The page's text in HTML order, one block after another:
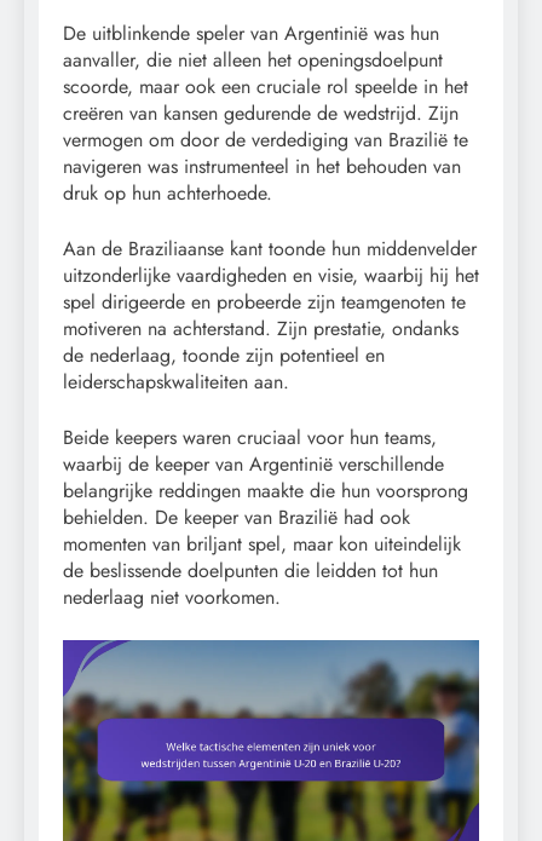
De uitblinkende speler van Argentinië was hun
aanvaller, die niet alleen het openingsdoelpunt
scoorde, maar ook een cruciale rol speelde in het
creëren van kansen gedurende de wedstrijd. Zijn
vermogen om door de verdediging van Brazilië te
navigeren was instrumenteel in het behouden van
druk op hun achterhoede.
Aan de Braziliaanse kant toonde hun middenvelder
uitzonderlijke vaardigheden en visie, waarbij hij het
spel dirigeerde en probeerde zijn teamgenoten te
motiveren na achterstand. Zijn prestatie, ondanks
de nederlaag, toonde zijn potentieel en
leiderschapskwaliteiten aan.
Beide keepers waren cruciaal voor hun teams,
waarbij de keeper van Argentinië verschillende
belangrijke reddingen maakte die hun voorsprong
behielden. De keeper van Brazilië had ook
momenten van briljant spel, maar kon uiteindelijk
de beslissende doelpunten die leidden tot hun
nederlaag niet voorkomen.